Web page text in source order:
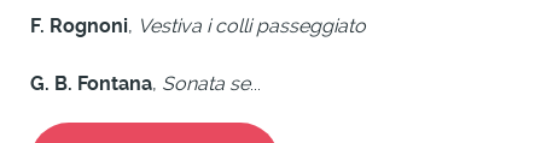
F. Rognoni, Vestiva i colli passeggiato
G. B. Fontana, Sonata se...